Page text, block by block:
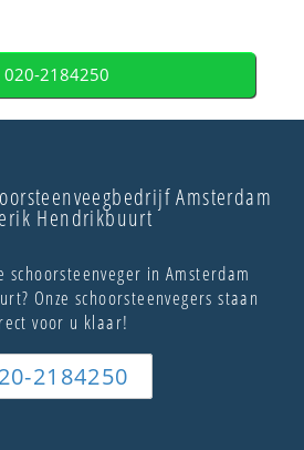
020-2184250
Amsterdam
Hendrikbuurt
schoorsteenveger in Amsterdam
Onze schoorsteenvegers staan
voor u klaar!
2184250